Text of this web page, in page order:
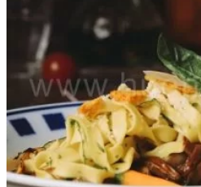
Kỹ Thuật Viên Điện
Kỹ Thuật Viên Điện
Nghiệp Vụ Tư Vấn &
Sửa Chữa Điện Lạnh
Chuyên Viên Chẩn
Kỹ Thuật Viên Đại Tu
Kỹ Thuật Quấn Dây
Thiết Kế Lắp Đặt Hệ
Trời
Kỹ Thuật Viên Điện Tử
Lạnh Dân Dụng